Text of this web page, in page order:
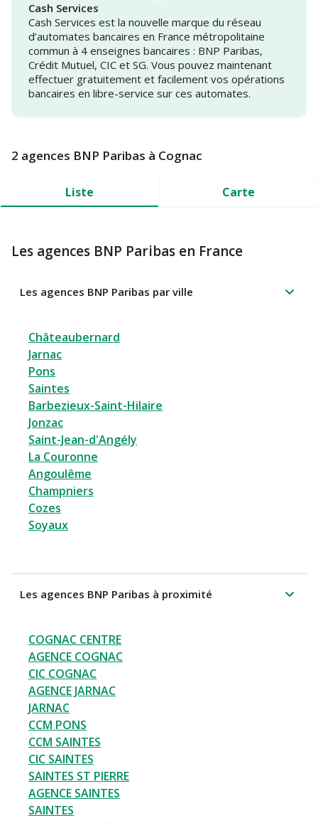
Cash Services
Cash Services est la nouvelle marque du réseau
d’automates bancaires en France métropolitaine
commun à 4 enseignes bancaires : BNP Paribas,
Crédit Mutuel, CIC et SG. Vous pouvez maintenant
effectuer gratuitement et facilement vos opérations
bancaires en libre-service sur ces automates.
2 agences BNP Paribas à Cognac
Liste Carte
Les agences BNP Paribas en France
Les agences BNP Paribas par ville
Châteaubernard
Jarnac
Pons
Saintes
Barbezieux-Saint-Hilaire
Jonzac
Saint-Jean-d'Angély
La Couronne
Angoulême
Champniers
Cozes
Soyaux
Les agences BNP Paribas à proximité
COGNAC CENTRE
AGENCE COGNAC
CIC COGNAC
AGENCE JARNAC
JARNAC
CCM PONS
CCM SAINTES
CIC SAINTES
SAINTES ST PIERRE
AGENCE SAINTES
SAINTES